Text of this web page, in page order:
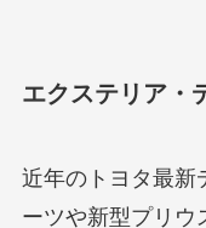
エクステリア・
近年のトヨタ最新
ーツや新型プリウ